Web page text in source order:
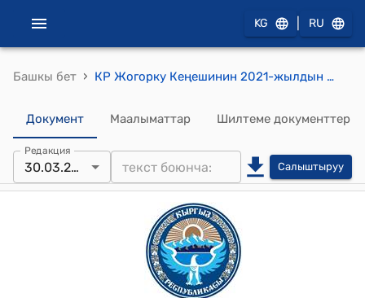
KG RU
Башкы бет › КР Жогорку Кеңешинин 2021-жылдын 30-сентябрындагы № 4892-VI "Кыргыз Республикасынын Президентинин каршы пикири менен кайрадан кайтарылып берилген "Жер казынасы жөнүндө" Кыргыз Республикасынын Мыйзамына өзгөртүүлөрдү киргизүү тууралуу" Кыргыз Республикасынын Мыйзамынын макулдашылган вариантын иштеп чыгуу үчүн макулдашуу тобун түзүү тууралуу" токтому
Документ Маалыматтар Шилтеме документтер
Редакция
30.03.2022 Салыштыруу